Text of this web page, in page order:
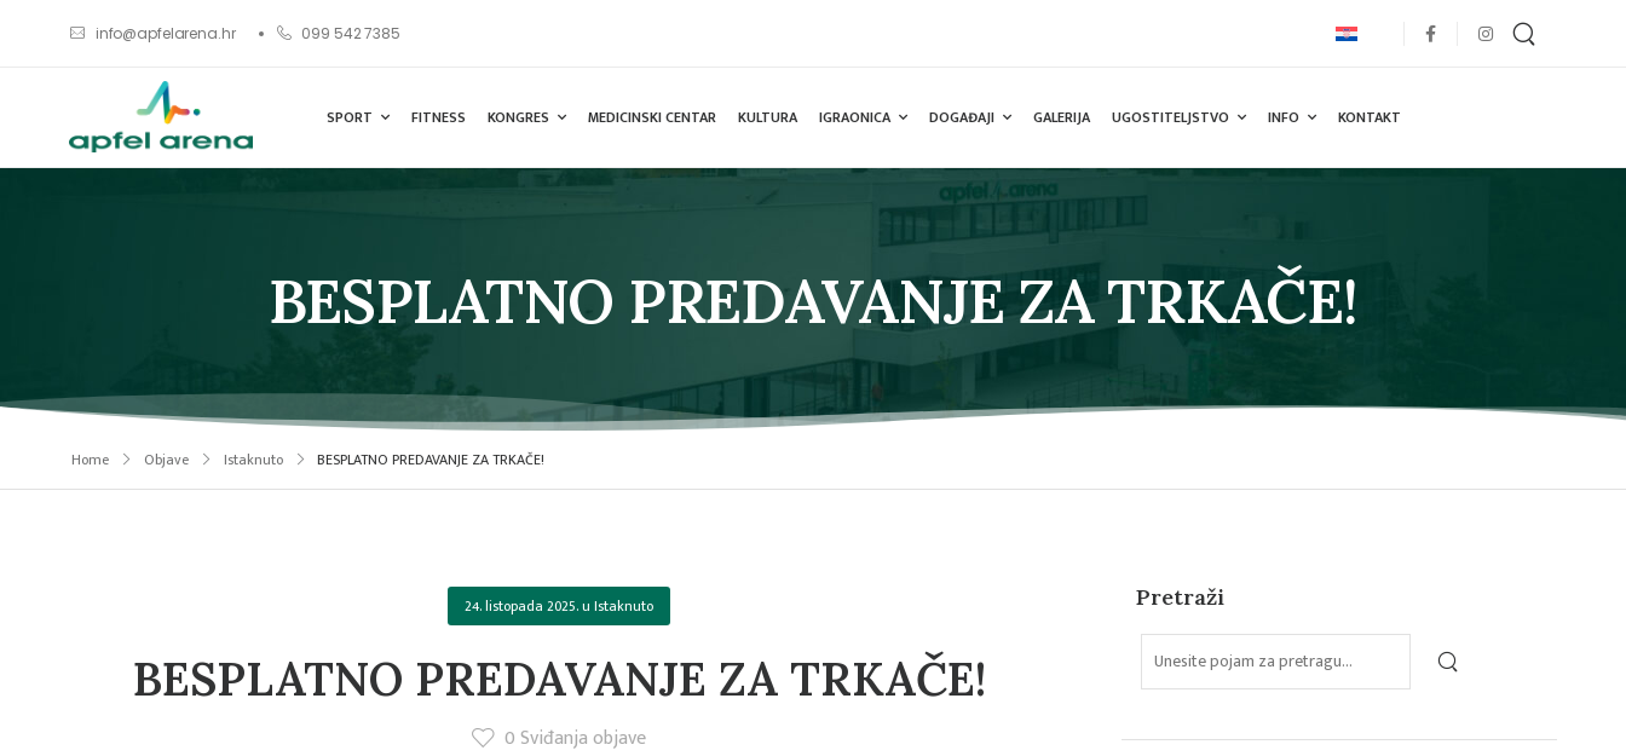
info@apfelarena.hr 099 542 7385
SPORT FITNESS KONGRES MEDICINSKI CENTAR KULTURA IGRAONICA DOGAĐAJI GALERIJA UGOSTITELJSTVO INFO KONTAKT
BESPLATNO PREDAVANJE ZA TRKAČE!
Home Objave Istaknuto BESPLATNO PREDAVANJE ZA TRKAČE!
Pretraži
24. listopada 2025.uIstaknuto
BESPLATNO PREDAVANJE ZA TRKAČE!
0 Sviđanja objave